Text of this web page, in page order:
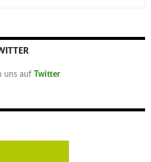
uns auf Twitter